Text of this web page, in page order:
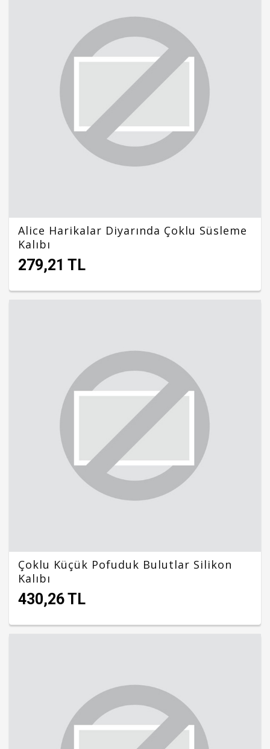
Alice Harikalar Diyarında Çoklu Süsleme
Kalıbı
279,21 TL
Çoklu Küçük Pofuduk Bulutlar Silikon
Kalıbı
430,26 TL